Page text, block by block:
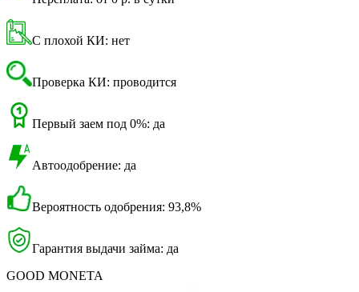
С плохой КИ: нет
Проверка КИ: проводится
Первый заем под 0%: да
Автоодобрение: да
Вероятность одобрения: 93,8%
Гарантия выдачи займа: да
GOOD MONETA